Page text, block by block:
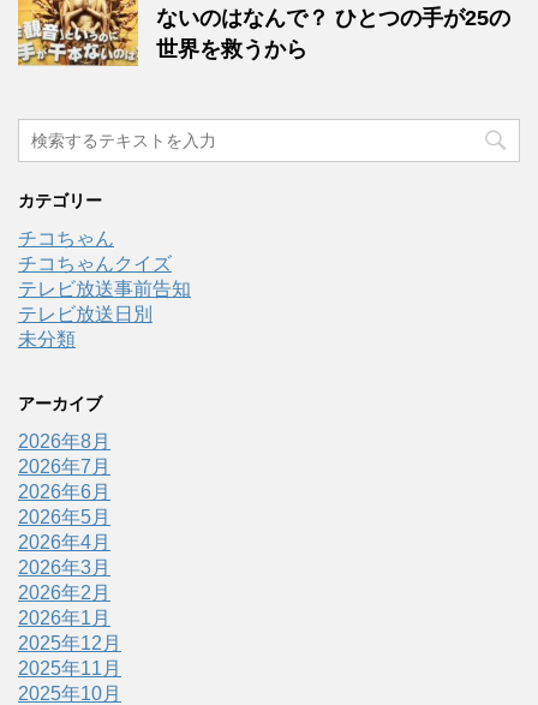
ないのはなんで？ ひとつの手が25の
世界を救うから
カテゴリー
チコちゃん
チコちゃんクイズ
テレビ放送事前告知
テレビ放送日別
未分類
アーカイブ
2026年8月
2026年7月
2026年6月
2026年5月
2026年4月
2026年3月
2026年2月
2026年1月
2025年12月
2025年11月
2025年10月